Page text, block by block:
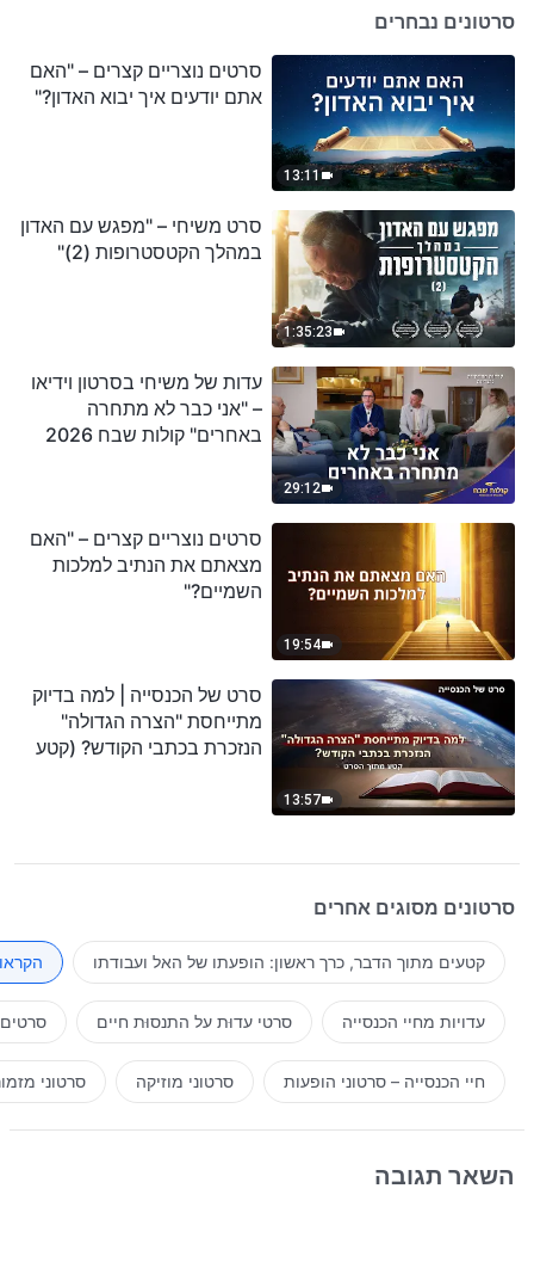
סרטונים נבחרים
13:11
סרטים נוצריים קצרים – "האם
אתם יודעים איך יבוא האדון?"
1:35:23
סרט משיחי – "מפגש עם האדון
במהלך הקטסטרופות (2)"
29:12
עדות של משיחי בסרטון וידיאו
– "אני כבר לא מתחרה
באחרים" קולות שבח 2026
19:54
סרטים נוצריים קצרים – "האם
מצאתם את הנתיב למלכות
השמיים?"
13:57
סרט של הכנסייה | למה בדיוק
מתייחסת "הצרה הגדולה"
הנזכרת בכתבי הקודש? (קטע
סרטונים מסוגים אחרים
קטעים מתוך הדבר, כרך ראשון: הופעתו של האל ועבודתו
עדויות מחיי הכנסייה סרטי עדוּת על התנסוּת חיים
חיי הכנסייה – סרטוני הופעות סרטוני מוזיקה סרטוני
השאר תגובה